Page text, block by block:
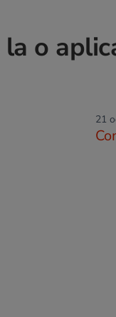
la o
21